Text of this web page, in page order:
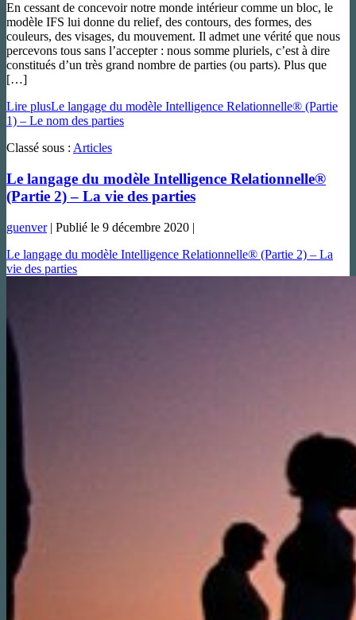
En cessant de concevoir notre monde intérieur comme un bloc, le
modèle IFS lui donne du relief, des contours, des formes, des
couleurs, des visages, du mouvement. Il admet une vérité que nous
percevons tous sans l’accepter : nous somme pluriels, c’est à dire
constitués d’un très grand nombre de parties (ou parts). Plus que
[…]
Lire plusLe langage du modèle Intelligence Relationnelle® (Partie
1) – Le nom des parties
Classé sous : Articles
Le langage du modèle Intelligence Relationnelle®
(Partie 2) – La vie des parties
guenver| Publié le 9 décembre 2020 |
Le langage du modèle Intelligence Relationnelle® (Partie 2) – La
vie des parties